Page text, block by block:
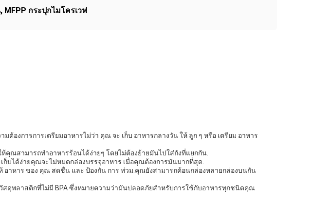
, MFPP กระปุกไมโครเวฟ
งการการเตรียมอาหารไม่ว่า คุณ จะ เก็บ อาหารกลางวัน ให้ ลูก ๆ หรือ เตรียม อาหาร
ณสามารถทําอาหารร้อนได้ง่ายๆ โดยไม่ต้องย้ายมันไปใส่ถังที่แยกกัน.
บได้ง่ายคุณจะไม่หมดกล่องบรรจุอาหาร เมื่อคุณต้องการมันมากที่สุด.
อาหาร ของ คุณ สดชื่น และ ป้องกัน การ ท่วม.คุณยังสามารถค้อนกล่องหลายกล่องบนกัน
สดุพลาสติกที่ไม่มี BPA ซึ่งหมายความว่ามันปลอดภัยสําหรับการใช้กับอาหารทุกชนิดคุณ